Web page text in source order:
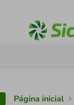
Página inicial